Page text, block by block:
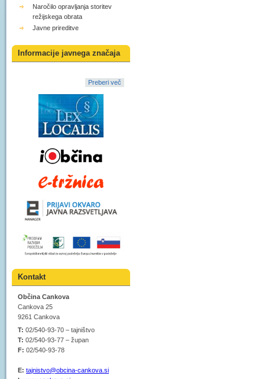
Naročilo opravljanja storitev
režijskega obrata
Javne prireditve
Informacije javnega značaja
Preberi več
Kontakt
Občina Cankova
Cankova 25
9261 Cankova
T: 02/540-93-70 – tajništvo
T: 02/540-93-77 – župan
F: 02/540-93-78
E: tajnistvo@obcina-cankova.si